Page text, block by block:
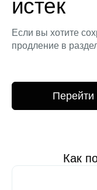
истек
Если вы хотите
продление в
Перейти
Как